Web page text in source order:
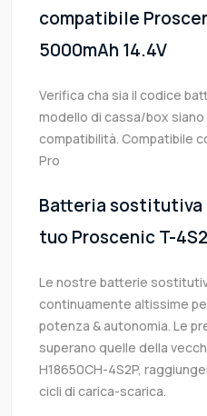
compatibile
5000mAh 14.4V
Verifica cha sia il codice
modello di cassa/box
compatibilità. Compatibile
Pro
Batteria sostitutiva
tuo Proscenic T-
Le nostre batterie
continuamente altissime
potenza & autonomia. Le
superano quelle della
H18650CH-4S2P,
cicli di carica-scarica.